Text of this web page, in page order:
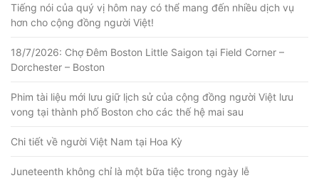
Tiếng nói của quý vị hôm nay có thể mang đến nhiều dịch vụ
hơn cho cộng đồng người Việt!
18/7/2026: Chợ Đêm Boston Little Saigon tại Field Corner –
Dorchester – Boston
Phim tài liệu mới lưu giữ lịch sử của cộng đồng người Việt lưu
vong tại thành phố Boston cho các thế hệ mai sau
Chi tiết về người Việt Nam tại Hoa Kỳ
Juneteenth không chỉ là một bữa tiệc trong ngày lễ